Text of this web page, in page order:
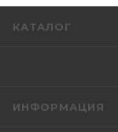
КАТАЛОГ
ИНФОРМАЦИЯ